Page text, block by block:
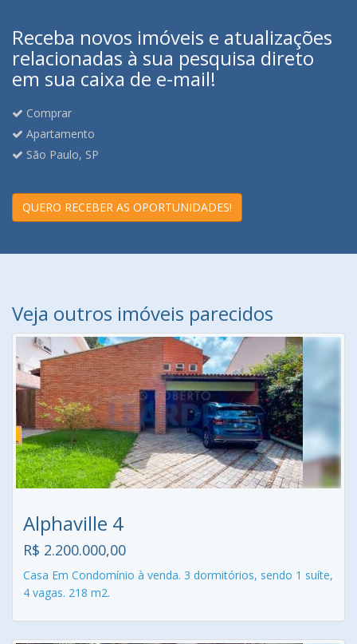
Receba novos imóveis e atualizações
relacionadas à sua pesquisa direto
em sua caixa de e-mail!
Comprar
Apartamento
São Paulo, SP
QUERO RECEBER AS OPORTUNIDADES!
Veja outros imóveis parecidos
Alphaville 4
R$ 2.200.000,00
Casa Em Condomínio à venda. 3 dormitórios, sendo 1 suíte,
4 vagas. 218 m2.